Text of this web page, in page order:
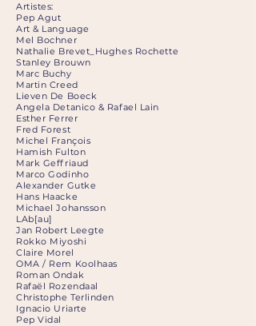
Artistes:
Pep Agut
Art & Language
Mel Bochner
Nathalie Brevet_Hughes Rochette
Stanley Brouwn
Marc Buchy
Martin Creed
Lieven De Boeck
Angela Detanico & Rafael Lain
Esther Ferrer
Fred Forest
Michel François
Hamish Fulton
Mark Geffriaud
Marco Godinho
Alexander Gutke
Hans Haacke
Michael Johansson
LAb[au]
Jan Robert Leegte
Rokko Miyoshi
Claire Morel
OMA / Rem Koolhaas
Roman Ondak
Rafaël Rozendaal
Christophe Terlinden
Ignacio Uriarte
Pep Vidal